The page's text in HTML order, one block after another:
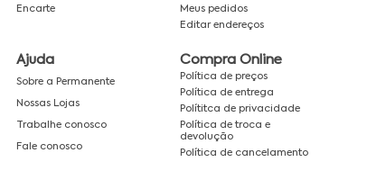
Encarte
Meus pedidos
Editar endereços
Ajuda
Sobre a Permanente
Nossas Lojas
Trabalhe conosco
Fale conosco
Compra Online
Política de preços
Política de entrega
Polítitca de privacidade
Política de troca e
devolução
Política de cancelamento